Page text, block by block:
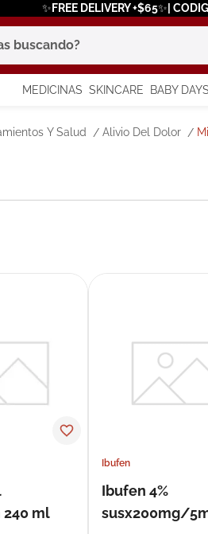
✨FREE DELIVERY +$65✨|
MEDICINAS SKINCARE BABY DAYS
Y Salud Alivio Del Dolor
240 ml
Ibufen
Ibufen 4%
susx200mg/
más buscados